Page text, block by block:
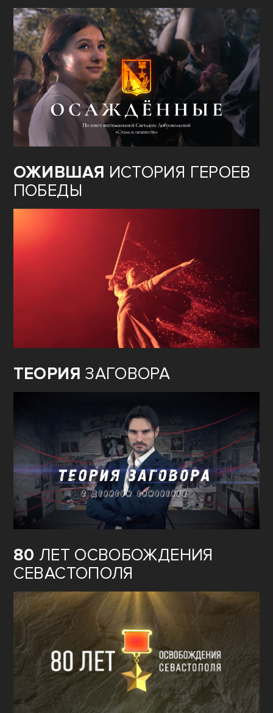
ОЖИВШАЯ ИСТОРИЯ ГЕРОЕВ
ПОБЕДЫ
ТЕОРИЯ ЗАГОВОРА
80 ЛЕТ ОСВОБОЖДЕНИЯ
СЕВАСТОПОЛЯ